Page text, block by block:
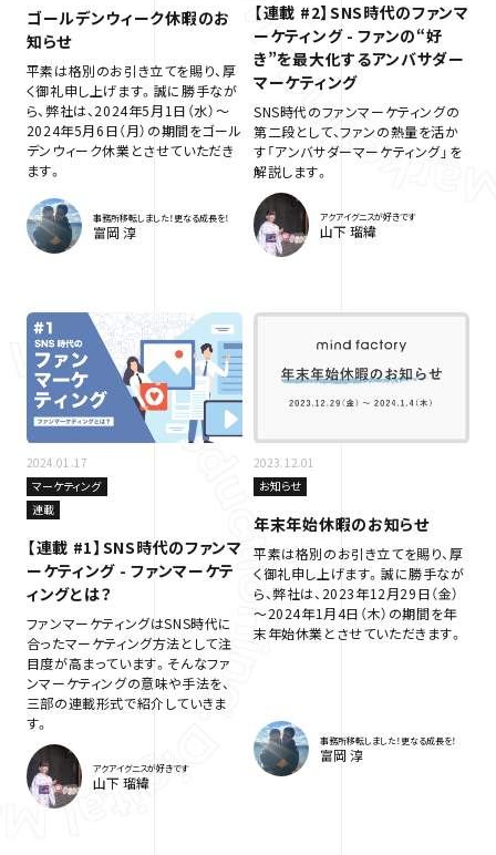
ゴールデンウィーク休暇のお
知らせ
平素は格別のお引き立てを賜り、厚
く御礼申し上げます。誠に勝手なが
ら、弊社は、2024年5月1日（水）～
2024年5月6日（月）の期間をゴール
デンウィーク休業とさせていただき
ます。
事務所移転しました！更なる成長を！
富岡 淳
【連載 #2】SNS時代のファンマ
ーケティング - ファンの“好
き”を最大化するアンバサダー
マーケティング
SNS時代のファンマーケティングの
第二段として、ファンの熱量を活か
す「アンバサダーマーケティング」を
解説します。
アクアイグニスが好きです
山下 瑠緯
2024.01.17
マーケティング
連載
【連載 #1】SNS時代のファンマ
ーケティング - ファンマーケテ
ィングとは？
ファンマーケティングはSNS時代に
合ったマーケティング方法として注
目度が高まっています。そんなファ
ンマーケティングの意味や手法を、
三部の連載形式で紹介していきま
す。
アクアイグニスが好きです
山下 瑠緯
2023.12.01
お知らせ
年末年始休暇のお知らせ
平素は格別のお引き立てを賜り、厚
く御礼申し上げます。誠に勝手なが
ら、弊社は、2023年12月29日（金）
～2024年1月4日（木）の期間を年
末年始休業とさせていただきます。
事務所移転しました！更なる成長を！
富岡 淳